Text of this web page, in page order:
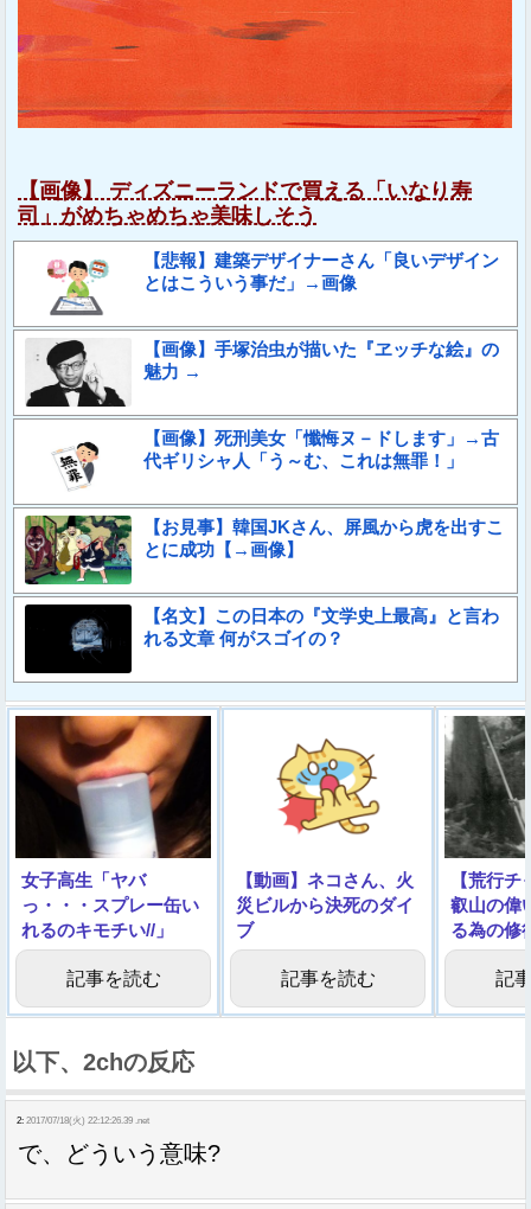
【画像】 ディズニーランドで買える「いなり寿
司」がめちゃめちゃ美味しそう
【悲報】建築デザイナーさん「良いデザイン
とはこういう事だ」→画像
【画像】手塚治虫が描いた『ヱッチな絵』の
魅力 →
【画像】死刑美女「懺悔ヌ－ドします」→古
代ギリシャ人「う～む、これは無罪！」
【お見事】韓国JKさん、屏風から虎を出すこ
とに成功【→画像】
【名文】この日本の『文学史上最高』と言わ
れる文章 何がスゴイの？
女子高生「ヤバ
っ・・・スプレー缶い
れるのキモチい//」
記事を読む
【動画】ネコさん、火
災ビルから決死のダイ
ブ
記事を読む
【荒行
叡山の偉
る為の修
ｗｗｗｗ
記
以下、2chの反応
2: 2017/07/18(火) 22:12:26.39 .net
で、どういう意味?